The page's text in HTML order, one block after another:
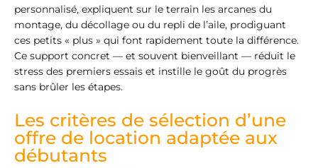
personnalisé, expliquent sur le terrain les arcanes du
montage, du décollage ou du repli de l’aile, prodiguant
ces petits « plus » qui font rapidement toute la différence.
Ce support concret — et souvent bienveillant — réduit le
stress des premiers essais et instille le goût du progrès
sans brûler les étapes.
Les critères de sélection d’une
offre de location adaptée aux
débutants